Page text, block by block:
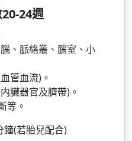
24週
、脈絡叢、腦室、小
管血流)。
臟器官及臍帶)。
等。
鐘(若胎兒配合)